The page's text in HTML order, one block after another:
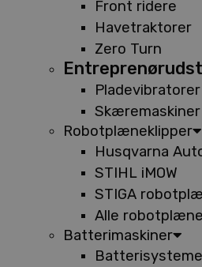
Front ridere
Havetraktorer
Zero Turn
Pladevibratorer
Skæremaskiner
Robotplæneklipper
Husqvarna
STIHL iMOW
STIGA
Alle
Batterimaskiner